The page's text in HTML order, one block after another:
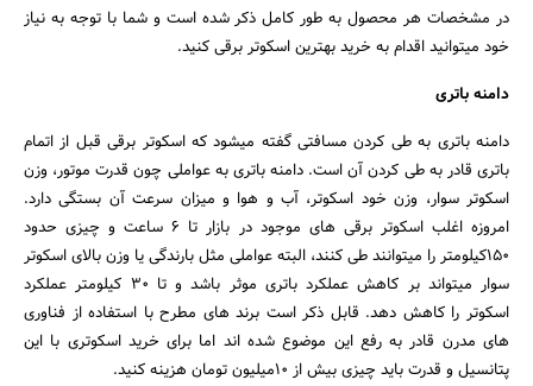
در مشخصات هر محصول به طور کامل ذکر شده است و شما با توجه به نیاز
خود میتوانید اقدام به خرید بهترین اسکوتر برقی کنید.
دامنه باتری
دامنه باتری به طی کردن مسافتی گفته میشود که اسکوتر برقی قبل از اتمام
باتری قادر به طی کردن آن است. دامنه باتری به عواملی چون قدرت موتور، وزن
اسکوتر سوار، وزن خود اسکوتر، آب و هوا و میزان سرعت آن بستگی دارد.
امروزه اغلب اسکوتر برقی های موجود در بازار تا ۶ ساعت و چیزی حدود
۱۵۰کیلومتر را میتوانند طی کنند، البته عواملی مثل بارندگی یا وزن بالای اسکوتر
سوار میتواند بر کاهش عملکرد باتری موثر باشد و تا ۳۰ کیلومتر عملکرد
اسکوتر را کاهش دهد. قابل ذکر است برند های مطرح با استفاده از فناوری
های مدرن قادر به رفع این موضوع شده اند اما برای خرید اسکوتری با این
پتانسیل و قدرت باید چیزی بیش از ۱۰میلیون تومان هزینه کنید.